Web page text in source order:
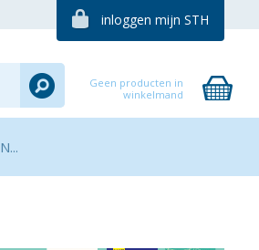
inloggen mijn STH
Geen producten in
winkelmand